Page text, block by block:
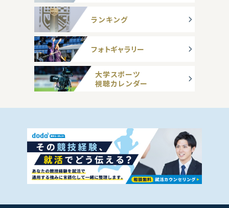
ランキング
フォトギャラリー
大学スポーツ
視聴カレンダー